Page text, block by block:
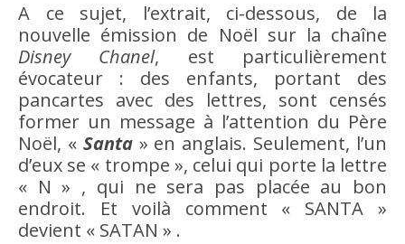
A ce sujet, l’extrait, ci-dessous, de la
nouvelle émission de Noël sur la chaîne
Disney Chanel, est particulièrement
évocateur : des enfants, portant des
pancartes avec des lettres, sont censés
former un message à l’attention du Père
Noël, « Santa» en anglais. Seulement, l’un
d’eux se « trompe », celui qui porte la lettre
« N » , qui ne sera pas placée au bon
endroit. Et voilà comment « SANTA »
devient « SATAN » .